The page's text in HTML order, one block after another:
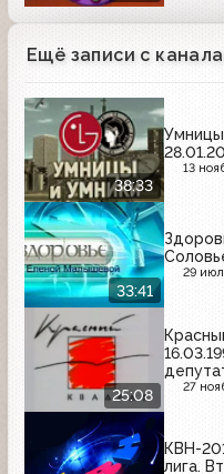
Ещё записи с канала
38:33
Умницы
13
33:41
29
25:08
о27
КВН-
лига.